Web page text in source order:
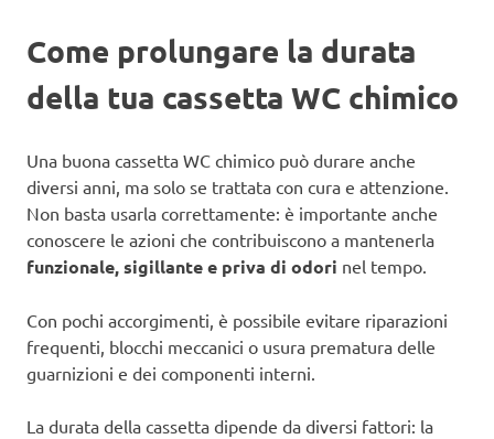
Come prolungare la durata
della tua cassetta WC chimico
Una buona cassetta WC chimico può durare anche
diversi anni, ma solo se trattata con cura e attenzione.
Non basta usarla correttamente: è importante anche
conoscere le azioni che contribuiscono a mantenerla
funzionale, sigillante e priva di odori nel tempo.
Con pochi accorgimenti, è possibile evitare riparazioni
frequenti, blocchi meccanici o usura prematura delle
guarnizioni e dei componenti interni.
La durata della cassetta dipende da diversi fattori: la